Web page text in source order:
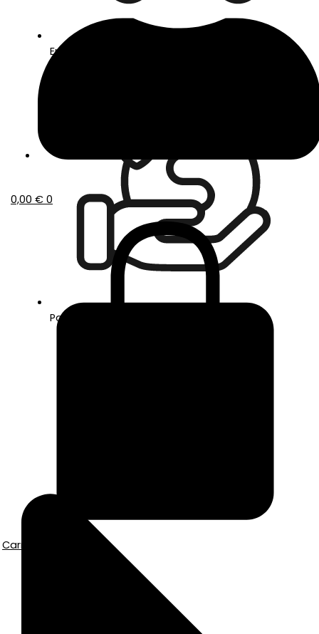
0,00 € 0
Carrito
Envío gratis a partir de 50€ de compra
Pago seguro con Tarjeta o Bizum